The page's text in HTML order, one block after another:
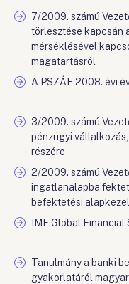
7/2009. számú
törlesztése kapcsán
mérséklésével
magatartásról
A PSZÁF 2008. évi
3/2009. számú
pénzügyi
részére
2/2009. számú
ingatlanalapba
befektetési
IMF Global
Tanulmány a banki
gyakorlatáról